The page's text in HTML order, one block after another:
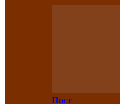
Пост